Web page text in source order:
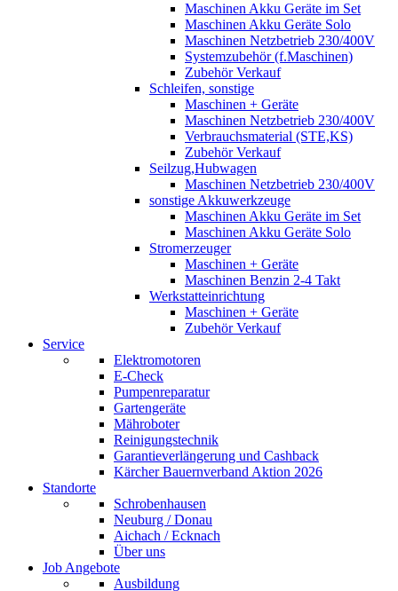
Maschinen Akku Geräte im Set
Maschinen Akku Geräte Solo
Maschinen Netzbetrieb 230/400V
Systemzubehör (f.Maschinen)
Zubehör Verkauf
Schleifen, sonstige
Maschinen + Geräte
Maschinen Netzbetrieb 230/400V
Verbrauchsmaterial (STE,KS)
Zubehör Verkauf
Seilzug,Hubwagen
Maschinen Netzbetrieb 230/400V
sonstige Akkuwerkzeuge
Maschinen Akku Geräte im Set
Maschinen Akku Geräte Solo
Stromerzeuger
Maschinen + Geräte
Maschinen Benzin 2-4 Takt
Werkstatteinrichtung
Maschinen + Geräte
Zubehör Verkauf
Service
Elektromotoren
E-Check
Pumpenreparatur
Gartengeräte
Mähroboter
Reinigungstechnik
Garantieverlängerung und Cashback
Kärcher Bauernverband Aktion 2026
Standorte
Schrobenhausen
Neuburg / Donau
Aichach / Ecknach
Über uns
Job Angebote
Ausbildung